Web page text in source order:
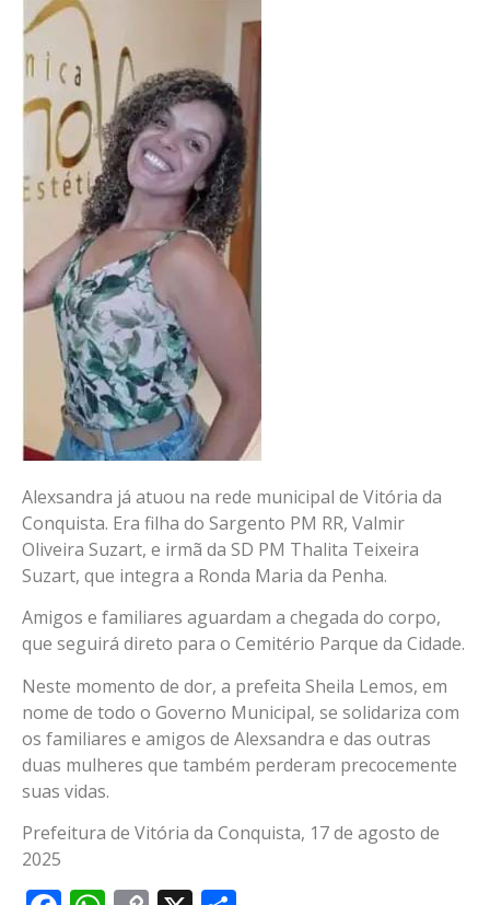
Alexsandra já atuou na rede municipal de Vitória da
Conquista. Era filha do Sargento PM RR, Valmir
Oliveira Suzart, e irmã da SD PM Thalita Teixeira
Suzart, que integra a Ronda Maria da Penha.
Amigos e familiares aguardam a chegada do corpo,
que seguirá direto para o Cemitério Parque da Cidade.
Neste momento de dor, a prefeita Sheila Lemos, em
nome de todo o Governo Municipal, se solidariza com
os familiares e amigos de Alexsandra e das outras
duas mulheres que também perderam precocemente
suas vidas.
Prefeitura de Vitória da Conquista, 17 de agosto de
2025